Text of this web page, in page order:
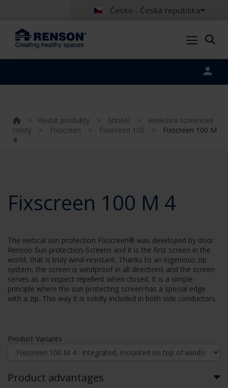
Česko - Česká republika
> Hledat produkty > Stínění >
Venkovní screenové
rolety
> Fixscreen > Fixscreen 100 >
Fixscreen 100 M
4
Fixscreen 100 M 4
The vertical sun protection Fixscreen® was developed by door
Renson Sun protection-Screens and it is the first screen in the
world, that is truly wind-resistant. Thanks to an ingenious zip
system, the screen is windproof in all directions and the screen
serves as an inspect repellent when closed. It is a simple
principle where the sun protecting screen has a special edge
with a zip. This way it is solidly included in both side conductors.
Product Variants
Product advantages